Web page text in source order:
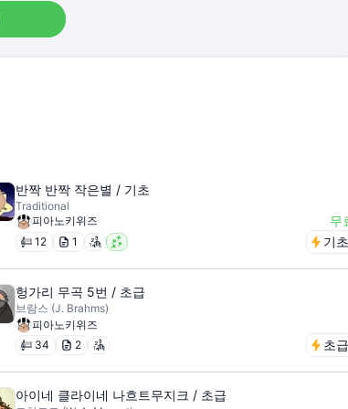
반짝 반짝 작은별 / 기초
Traditional
피아노키위즈
무
12 1 기초
헝가리 무곡 5번 / 초급
브람스 (J. Brahms)
피아노키위즈
34 2 초급
아이네 클라이네 나흐트무지크 / 초급